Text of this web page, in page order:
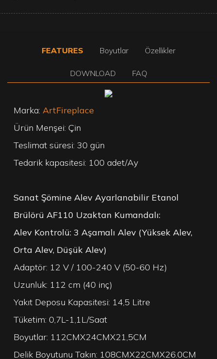
FEATURES Boyutlar Özellikler
DOWNLOAD FAQ
Marka:ArtFireplace
Ürün Menşei: Çin
Teslimat süresi: 30 gün
Tedarik kapasitesi: 100 adet/Ay
Sanat Şömine Alev Ayarlanabilir Etanol
Brülörü AF110 Uzaktan Kumandalı:
Alev Kontrolü: 3 Aşamalı Alev (Yüksek Alev,
Orta Alev, Düşük Alev)
Adaptör: 12 V / 100-240 V (50-60 Hz)
Uzunluk: 112 cm (40 inç)
Yakıt Deposu Kapasitesi: 14,5 Litre
Tüketim: 0,7L-1,1L/Saat
Boyutlar: 112CMX24CMX21,5CM
Delik Boyutunu Takın: 108CMX22CMX26.0CM